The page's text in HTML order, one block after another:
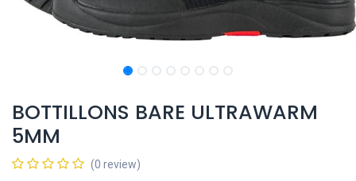
BOTTILLONS BARE ULTRAWARM
5MM
(0 review)